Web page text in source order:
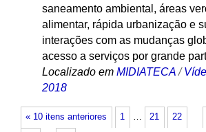
saneamento ambiental, áreas
alimentar, rápida urbanização e
interações com as mudanças
acesso a serviços por grande
Localizado em MIDIATECA /
2018
« 10 itens anteriores 1 … 21 22